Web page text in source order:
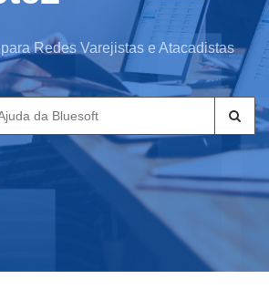
Redes Varejistas e Atacadistas